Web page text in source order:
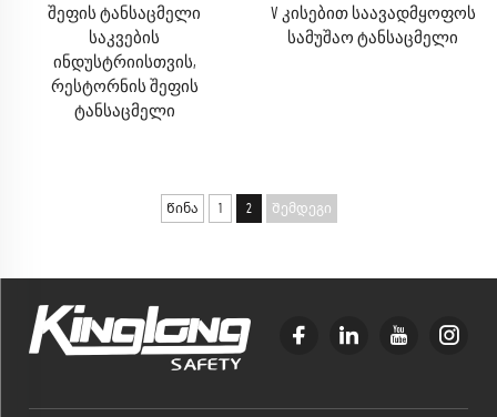
შეფის ტანსაცმელი
საკვების
ინდუსტრიისთვის,
რესტორნის შეფის
ტანსაცმელი
V კისებით საავადმყოფოს
სამუშაო ტანსაცმელი
Წინა 1 2 Შემდეგი